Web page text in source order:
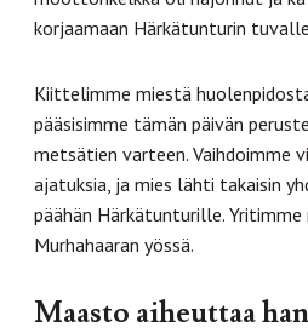
korjaamaan Härkätunturin
Kiittelimme miestä
pääsisimme tämän päivän
metsätien varteen. Vaihdoimme
ajatuksia, ja mies lähti takaisin
päähän Härkätunturille.
Murhahaaran yössä.
Maasto aiheuttaa